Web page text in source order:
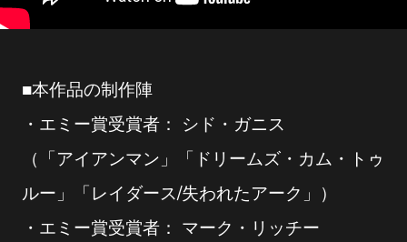
■本作品の制作陣
・エミー賞受賞者： シド・ガニス
（「アイアンマン」「ドリームズ・カム・トゥ
ルー」「レイダース/失われたアーク」）
・エミー賞受賞者： マーク・リッチー